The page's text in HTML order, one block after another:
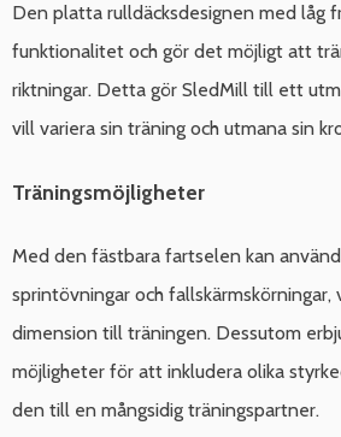
Den platta rulldäcksdesignen med låg
funktionalitet och gör det möjligt att
riktningar. Detta gör SledMill till ett
vill variera sin träning och utmana sin
Träningsmöjligheter
Med den fästbara fartselen kan
sprintövningar och
dimension till träningen. Dessutom
möjligheter för att inkludera olika
den till en mångsidig träningspartner.